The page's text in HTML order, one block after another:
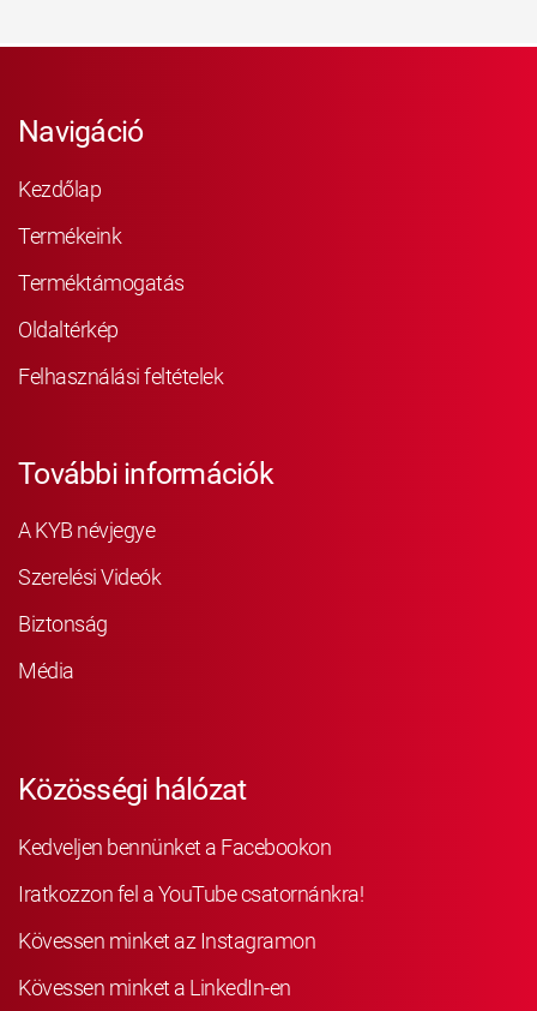
Navigáció
Kezdőlap
Termékeink
Terméktámogatás
Oldaltérkép
Felhasználási feltételek
További információk
A KYB névjegye
Szerelési Videók
Biztonság
Média
Közösségi hálózat
Kedveljen bennünket a Facebookon
Iratkozzon fel a YouTube csatornánkra!
Kövessen minket az Instagramon
Kövessen minket a LinkedIn-en